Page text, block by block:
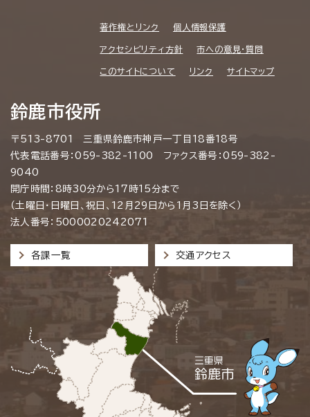
著作権とリンク 個人情報保護
アクセシビリティ方針 市への意見・質問
このサイトについて リンク サイトマップ
鈴鹿市役所
〒513-8701 三重県鈴鹿市神戸一丁目18番18号
代表電話番号：059-382-1100 ファクス番号：059-382-
9040
開庁時間：8時30分から17時15分まで
（土曜日・日曜日、祝日、12月29日から1月3日を除く）
法人番号：5000020242071
各課一覧 交通アクセス